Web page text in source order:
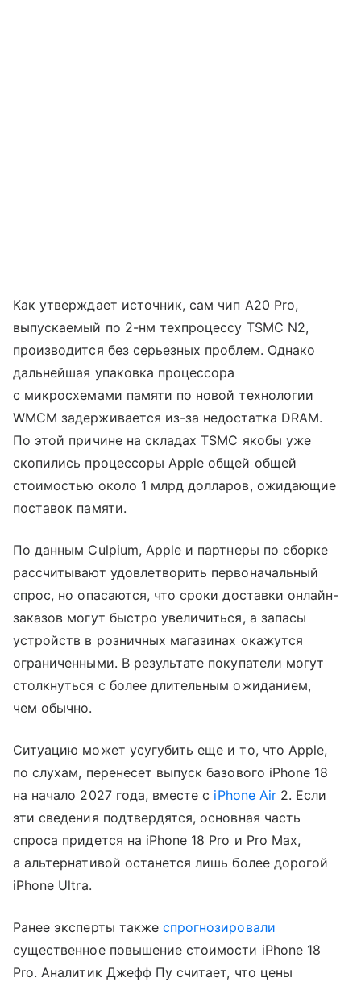
Как утверждает источник, сам чип A20 Pro,
выпускаемый по 2-нм техпроцессу TSMC N2,
производится без серьезных проблем. Однако
дальнейшая упаковка процессора
с микросхемами памяти по новой технологии
WMCM задерживается из-за недостатка DRAM.
По этой причине на складах TSMC якобы уже
скопились процессоры Apple общей общей
стоимостью около 1 млрд долларов, ожидающие
поставок памяти.
По данным Culpium, Apple и партнеры по сборке
рассчитывают удовлетворить первоначальный
спрос, но опасаются, что сроки доставки онлайн-
заказов могут быстро увеличиться, а запасы
устройств в розничных магазинах окажутся
ограниченными. В результате покупатели могут
столкнуться с более длительным ожиданием,
чем обычно.
Ситуацию может усугубить еще и то, что Apple,
по слухам, перенесет выпуск базового iPhone 18
на начало 2027 года, вместе с iPhone Air2. Если
эти сведения подтвердятся, основная часть
спроса придется на iPhone 18 Pro и Pro Max,
а альтернативой останется лишь более дорогой
iPhone Ultra.
Ранее эксперты такжеспрогнозировали
существенное повышение стоимости iPhone 18
Pro. Аналитик Джефф Пу считает, что цены